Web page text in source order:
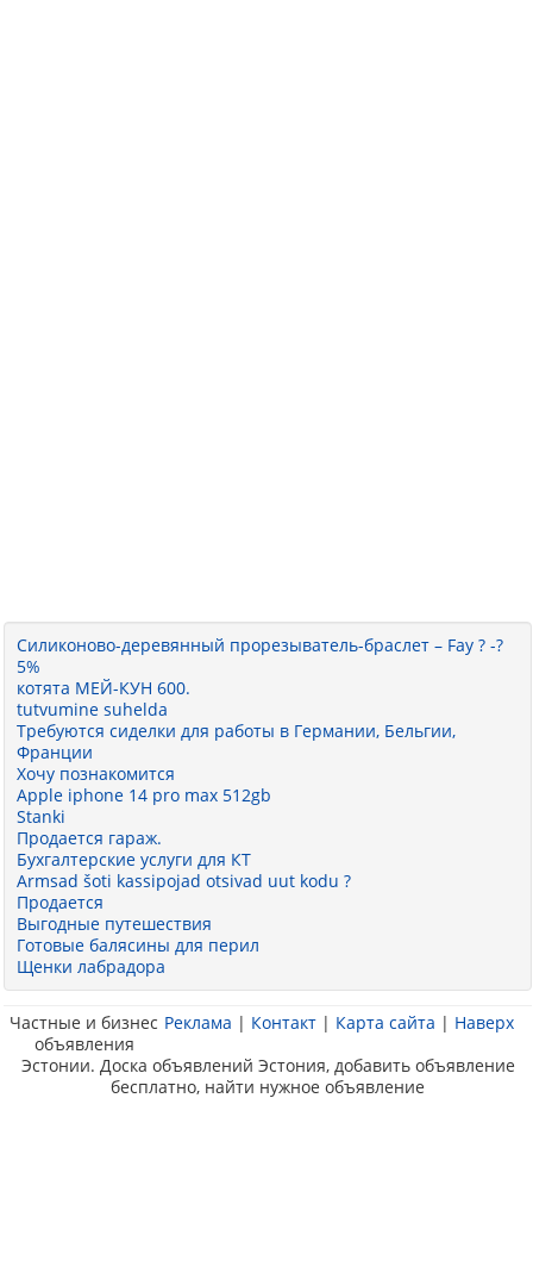
Силиконово-деревянный прорезыватель-браслет – Fay ? -?
5%
котята МЕЙ-КУН 600.
tutvumine suhelda
Требуются сиделки для работы в Германии, Бельгии,
Франции
Хочу познакомится
Apple iphone 14 pro max 512gb
Stanki
Продается гараж.
Бухгалтерские услуги для КТ
Armsad šoti kassipojad otsivad uut kodu ?
Продается
Выгодные путешествия
Готовые балясины для перил
Щенки лабрадора
Реклама | Контакт | Карта сайта | Наверх
Частные и бизнес
объявления
Эстонии. Доска объявлений Эстония, добавить объявление
бесплатно, найти нужное объявление